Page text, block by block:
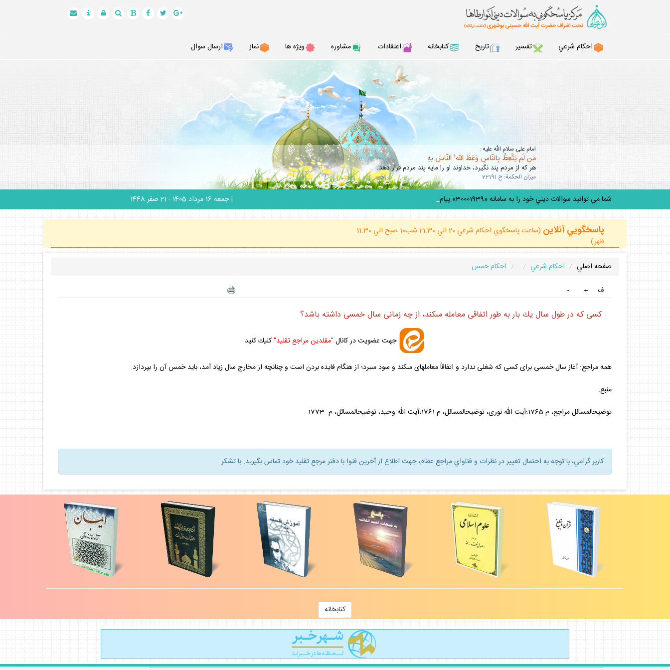
احكام شرعي تفسير تاريخ كتابخانه اعتقادات مشاوره ويژه ها نماز ارسال سوال
امام على سلام الله عليه :
مَن لَم يَتَّعِظْ بِالنّاسِ وَعَظَ اللّه ُ النّاسَ بهِ
هر كه از مردم پند نگيرد، خداوند او را مايه پند مردم قرار دهد.
ميزان الحكمة: ح 22191
شما مي توانيد سوالات ديني خود را به سامانه «30001939» پيامك كن | جمعه 16 مرداد 1405 - 21 صفر 1448
پاسخگويي آنلاين
(ساعت پاسخگوي احكام شرعي 20 الي 21:30 شب10 صبح الي 11:30
ظهر)
صفحه اصلي احكام شرعي
احكام خمس
ف
+
-
كسى كه در طول سال يك بار به طور اتفاقى معامله مى‏كند، از چه زمانى سال خمسى داشته باشد؟
جهت عضويت در كانال "مقلدين مراجع تقليد"كليك كنيد
همه مراجع: آغاز سال خمسى براى كسى كه شغلى ندارد و اتفاقاً معامله‏اى مى‏كند و سود مى‏برد؛ از هنگام فايده بردن است و چنانچه از مخارج سال زياد آمد، بايد خمس آن را بپردازد.
منبع:
توضيح‏المسائل مراجع، م 1765؛آيت الله نورى، توضيح‏المسائل، م 1761؛آيت الله وحيد، توضيح‏المسائل، م 1773.
كاربر گرامي، با توجه به احتمال تغيير در نظرات و فتاواي مراجع عظام، جهت اطلاع از آخرين فتوا با دفتر مرجع تقليد خود تماس بگيريد. با تشكر
كتابخانه